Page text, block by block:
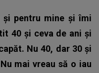
și pentru mine și îmi
40 și ceva de ani și
Nu 40, dar 30 și
mai vreau să o iau